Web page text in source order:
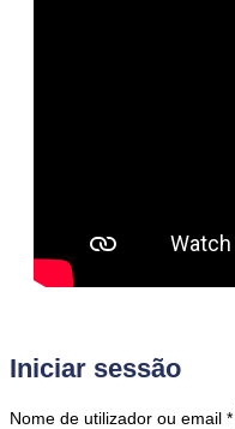
Iniciar sessão
Nome de utilizador ou email *